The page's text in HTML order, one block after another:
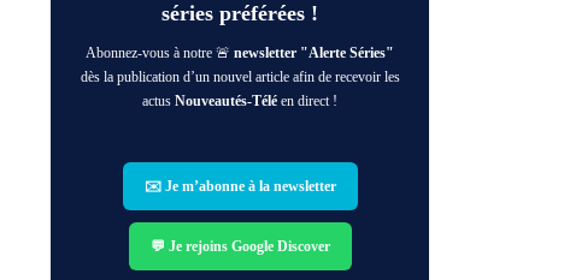
séries préférées !
Abonnez-vous à notre 🚨newsletter "Alerte Séries"
dès la publication d’un nouvel article afin de recevoir les
actusNouveautés-Télé en direct !
✉️ Je m’abonne à la newsletter
💬 Je rejoins Google Discover